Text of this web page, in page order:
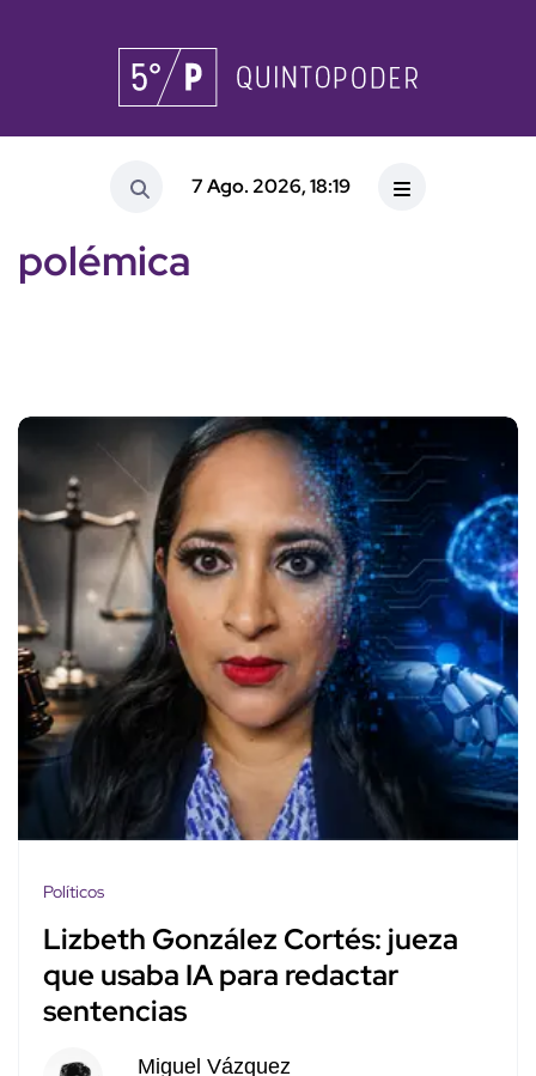
7 Ago. 2026, 18:19
polémica
Políticos
Lizbeth González Cortés: jueza
que usaba IA para redactar
sentencias
Miguel Vázquez